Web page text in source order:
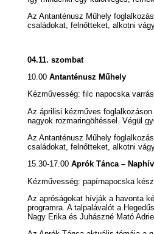
Az Antanténusz Műhely
családokat, felnőtteket, alkotni
04.11. szombat
10.00 Antanténusz Műhely
Kézművesség: filc napocska
Az áprilisi kézműves
nagyok rozmaringöltéssel. Végül
Az Antanténusz Műhely
családokat, felnőtteket, alkotni
15.30-17.00 Aprók Tánca –
Kézművesség: papírnapocska
Az apróságokat hívják a havonta
programra. A talpalávalót a
Nagy Erika és Juhászné Mató